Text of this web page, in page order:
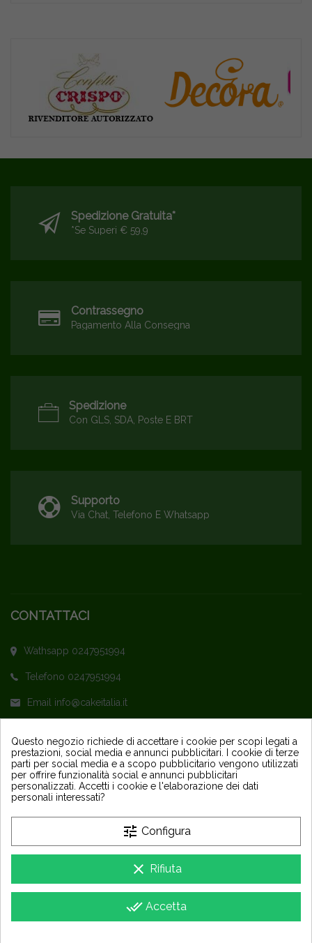
Spedizione Gratuita*
*se Superi € 59,9
Contrassegno
Pagamento Alla Consegna
Spedizione
Con GLS, SDA, Poste E BRT
Supporto
Via Chat, Telefono E Whatsapp
CONTATTACI
Wathsapp 0247951994
Telefono 0247951994
Email info@cakeitalia.it
dalle ore 9,30 alle 14 e dalle 15 alle 18
LA NOSTRA AZIENDA
Questo negozio richiede di accettare i cookie per scopi legati a
prestazioni, social media e annunci pubblicitari. I cookie di terze
parti per social media e a scopo pubblicitario vengono utilizzati
per offrire funzionalità social e annunci pubblicitari
personalizzati. Accetti i cookie e l'elaborazione dei dati
personali interessati?
tune Configura
clear Rifiuta
done_all Accetta